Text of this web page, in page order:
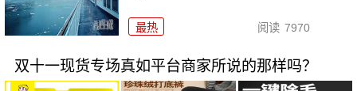
最热 阅读 7970
双十一现货专场真如平台商家所说的那样吗？